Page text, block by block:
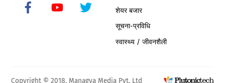
Icon
शेयर बजार
सूचना-प्रविधि
स्वास्थ्य / जीवनशैली
Copyright © 2018. Managya Media Pvt. Ltd